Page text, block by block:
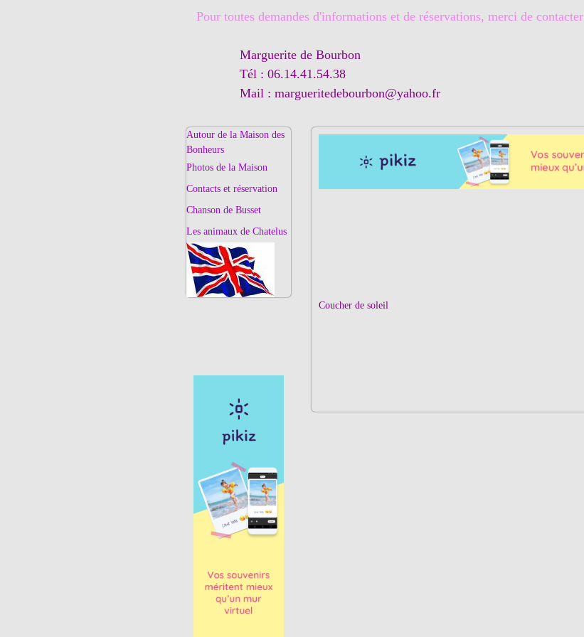
Pour toutes demandes d'informations et de réservations, merci de contacter
Marguerite de Bourbon
Tél : 06.14.41.54.38
Mail : margueritedebourbon@yahoo.fr
Autour de la Maison des
Bonheurs
Photos de la Maison
Contacts et réservation
Chanson de Busset
Les animaux de Chatelus
Coucher de soleil